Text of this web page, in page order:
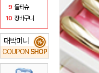
9 물티슈
10 장바구니
대박머니
COUPON SHOP
₩